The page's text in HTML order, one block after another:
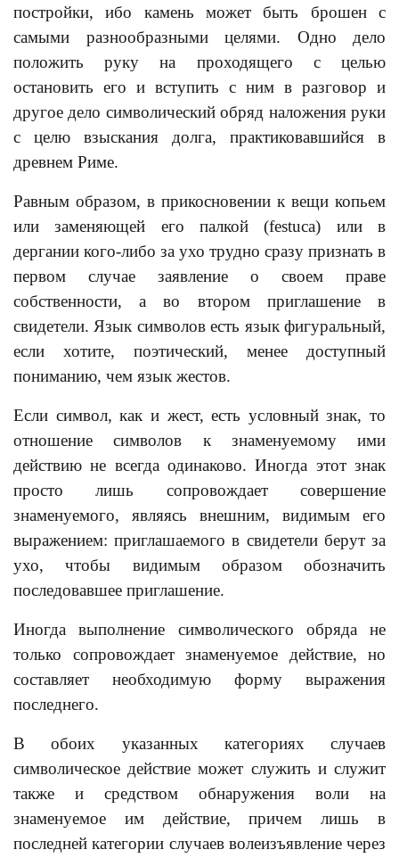
постройки, ибо камень может быть брошен с
самыми разнообразными целями. Одно дело
положить руку на проходящего с целью
остановить его и вступить с ним в разговор и
другое дело символический обряд наложения руки
с целю взыскания долга, практиковавшийся в
древнем Риме.
Равным образом, в прикосновении к вещи копьем
или заменяющей его палкой (festuca) или в
дергании кого-либо за ухо трудно сразу признать в
первом случае заявление о своем праве
собственности, a во втором приглашение в
свидетели. Язык символов есть язык фигуральный,
если хотите, поэтический, менее доступный
пониманию, чем язык жестов.
Если символ, как и жест, есть условный знак, то
отношение символов к знаменуемому ими
действию не всегда одинаково. Иногда этот знак
просто лишь сопровождает совершение
знаменуемого, являясь внешним, видимым его
выражением: приглашаемого в свидетели берут за
ухо, чтобы видимым образом обозначить
последовавшее приглашение.
Иногда выполнение символического обряда не
только сопровождает знаменуемое действие, но
составляет необходимую форму выражения
последнего.
В обоих указанных категориях случаев
символическое действие может служить и служит
также и средством обнаружения воли на
знаменуемое им действие, причем лишь в
последней категории случаев волеизъявление через